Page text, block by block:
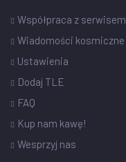
Współpraca z serwisem
Wiadomości kosmiczne
Ustawienia
Dodaj TLE
FAQ
Kup nam kawę!
Wesprzyj nas